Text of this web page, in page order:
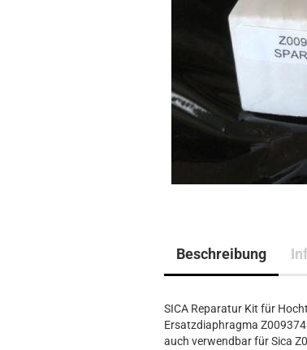
Beschreibung
SICA Reparatur Kit für
Ersatzdiaphragma
auch verwendbar für Sica